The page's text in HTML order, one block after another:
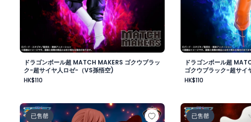
ドラゴンボール超 MATCH MAKERS ゴクウブラッ
ク-超サイヤ人ロゼ-（VS孫悟空)
HK$110
ドラゴンボール超
ゴクウブラック-超サイ
HK$110
ワンピース BATTLE RECORD COLLECTION-GLORIOSA-
已售罄
ワンピース メガワ
已售罄